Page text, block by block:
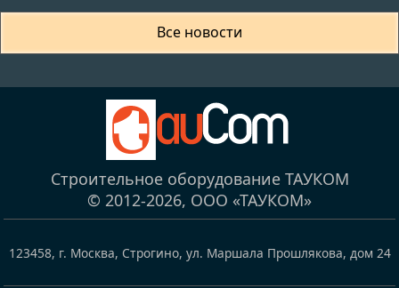
Все новости
Строительное оборудование ТАУКОМ
© 2012-2026, ООО «ТАУКОМ»
123458, г. Москва, Строгино, ул. Маршала Прошлякова, дом 24